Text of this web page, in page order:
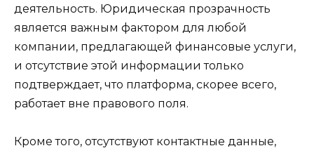
деятельность. Юридическая прозрачность
является важным фактором для любой
компании, предлагающей финансовые услуги,
и отсутствие этой информации только
подтверждает, что платформа, скорее всего,
работает вне правового поля.
Кроме того, отсутствуют контактные данные,